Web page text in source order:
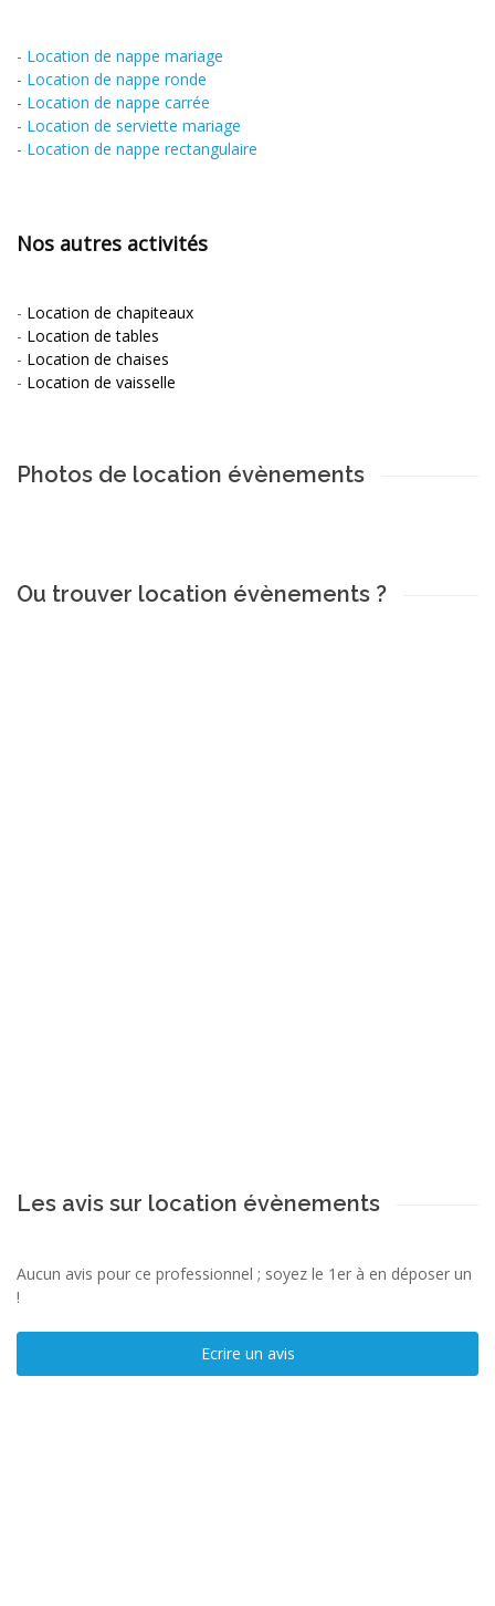
- Location de nappe mariage
- Location de nappe ronde
- Location de nappe carrée
- Location de serviette mariage
- Location de nappe rectangulaire
Nos autres activités
- Location de chapiteaux
- Location de tables
- Location de chaises
- Location de vaisselle
Photos de location évènements
Ou trouver location évènements ?
Les avis sur location évènements
Aucun avis pour ce professionnel ; soyez le 1er à en déposer un
!
Ecrire un avis